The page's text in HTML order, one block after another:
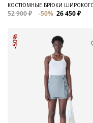
КОСТЮМНЫЕ БРЮКИ ШИРОКОГО
52 900 ₽ -50% 26 450 ₽
-50%